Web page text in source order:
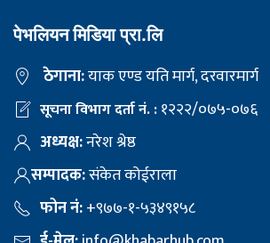
पेभलियन मिडिया प्रा.लि
ठेगाना:याक एण्ड यति मार्ग, दरवारमार्ग
सूचना विभाग दर्ता नं. :१२२२/०७५-०७६
अध्यक्ष:नरेश श्रेष्ठ
सम्पादक:संकेत कोईराला
फोन नं:+९७७-१-५३४९१५८